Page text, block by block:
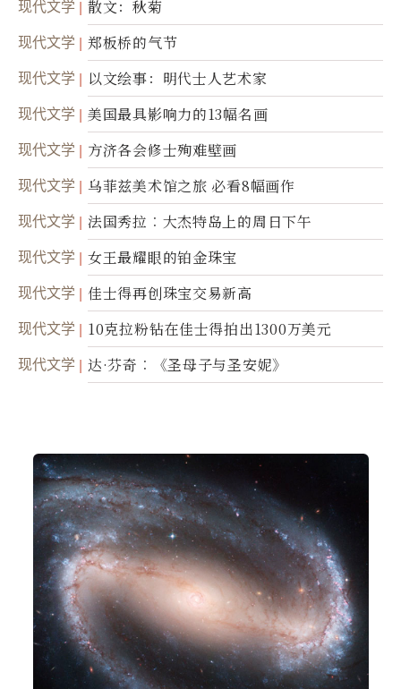
现代文学 散文：秋菊
现代文学 郑板桥的气节
现代文学 以文绘事：明代士人艺术家
现代文学 美国最具影响力的13幅名画
现代文学 方济各会修士殉难壁画
现代文学 乌菲兹美术馆之旅 必看8幅画作
现代文学 法国秀拉︰大杰特岛上的周日下午
现代文学 女王最耀眼的铂金珠宝
现代文学 佳士得再创珠宝交易新高
现代文学 10克拉粉钻在佳士得拍出1300万美元
现代文学 达·芬奇︰《圣母子与圣安妮》